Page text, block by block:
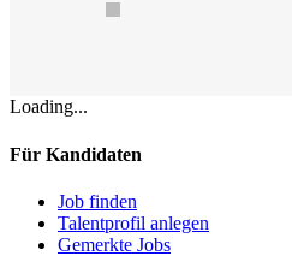
Loading...
Für Kandidaten
Job finden
Talentprofil anlegen
Gemerkte Jobs